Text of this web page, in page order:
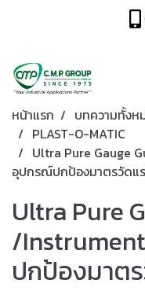
หน้าแรก บทความทั้งห
PLAST-O-MATIC
Ultra Pure Gauge
อุปกรณ์ปกป้องมาตรวัดแ
Ultra Pure
/
ปกป้องมาต